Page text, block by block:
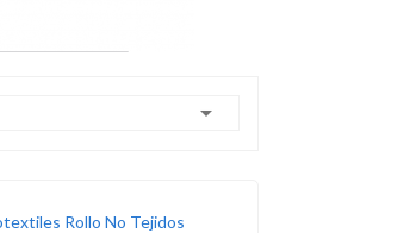

Rollo No Tejidos